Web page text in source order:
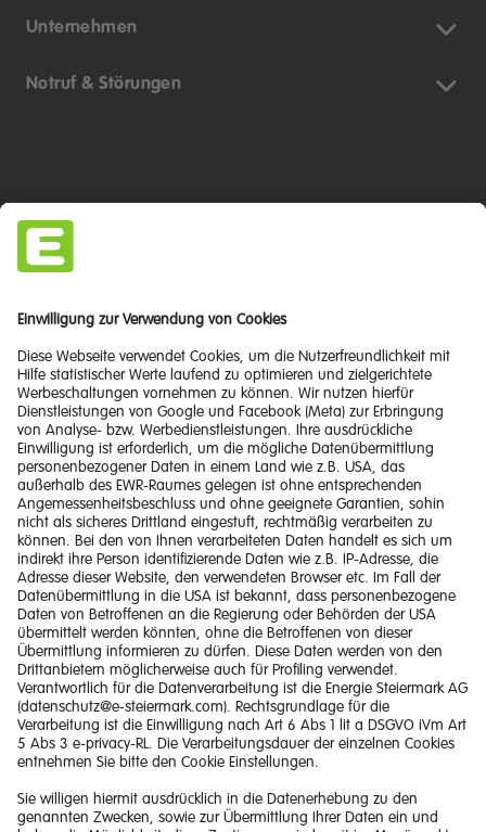
Unternehmen
Notruf & Störungen